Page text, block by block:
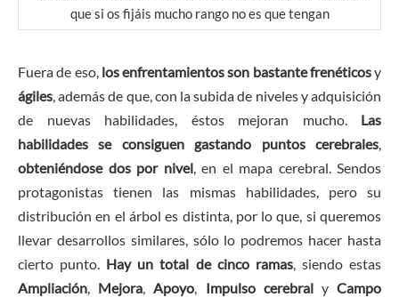
que si os fijáis mucho rango no es que tengan
Fuera de eso, los enfrentamientos son bastante frenéticosy
ágiles, además de que, con la subida de niveles y adquisición
de nuevas habilidades, éstos mejoran mucho. Las
habilidades se consiguen gastando puntos cerebrales,
obteniéndose dos por nivel, en el mapa cerebral. Sendos
protagonistas tienen las mismas habilidades, pero su
distribución en el árbol es distinta, por lo que, si queremos
llevar desarrollos similares, sólo lo podremos hacer hasta
cierto punto. Hay un total de cinco ramas, siendo estas
Ampliación, Mejora,Apoyo, Impulso cerebralyCampo